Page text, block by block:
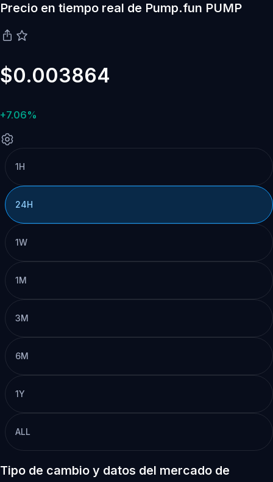
Precio en tiempo real de Pump.fun PUMP
$0.003864
+7.06%
1H
24H
1W
1M
3M
6M
1Y
ALL
Tipo de cambio y datos del mercado de